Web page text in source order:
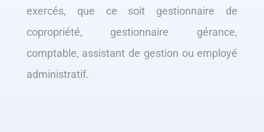
exercés, que ce soit gestionnaire de
copropriété, gestionnaire gérance,
comptable, assistant de gestion ou employé
administratif.